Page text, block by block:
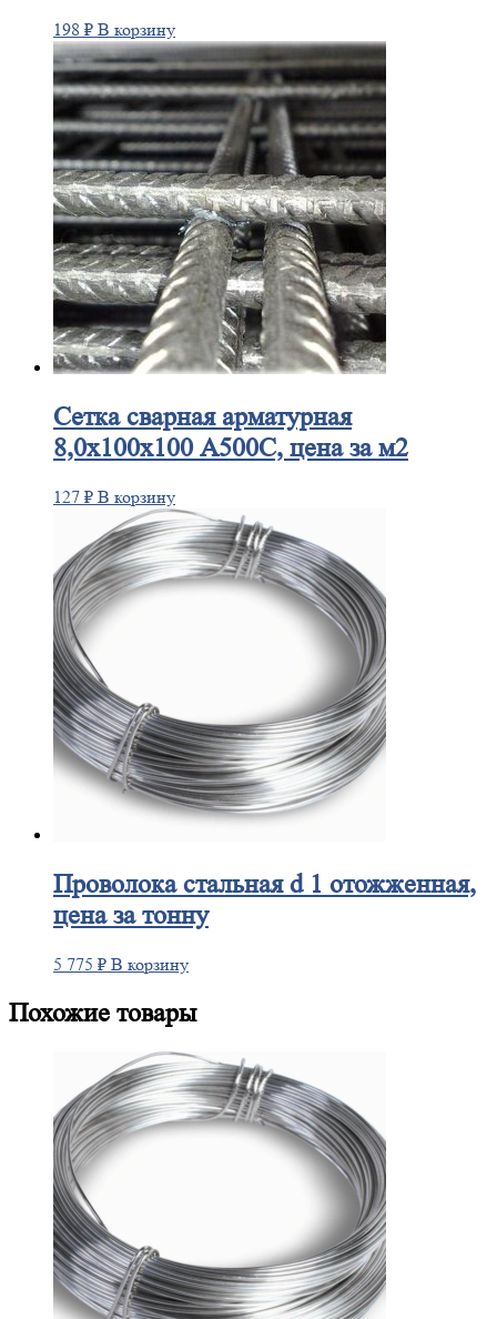
198 ₽ В корзину
Сеткасварная арматурная
8,0х100х100 А500С, цена за м2
127 ₽ В корзину
Проволокастальная d 1 отожженная,
цена за тонну
5 775 ₽ В корзину
Похожие товары